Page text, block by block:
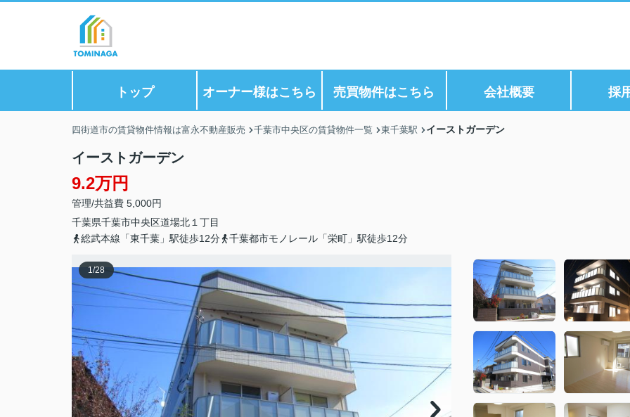
トップ オーナー様はこちら 売買物件はこちら 会社概要 採
四街道市の賃貸物件情報は富永不動産販売 千葉市中央区の賃貸物件一覧 東千葉駅 イーストガーデン
イーストガーデン
9.2万円
管理/共益費 5,000円
千葉県千葉市中央区道場北 １丁目
総武本線「東千葉」駅徒歩12分
千葉都市モノレール「栄町」駅徒歩12分
1/28